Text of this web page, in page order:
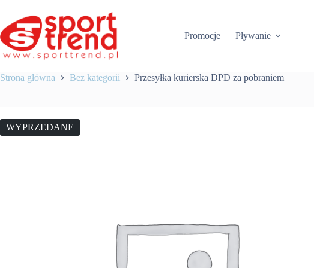
treści
Promocje
Pływanie
Strona główna Bez kategorii Przesyłka kurierska DPD za pobraniem
WYPRZEDANE